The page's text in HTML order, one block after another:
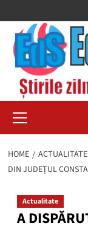
to
content
Menu
HOME ACTUALITATE
DIN JUDEȚUL
Actualitate
A